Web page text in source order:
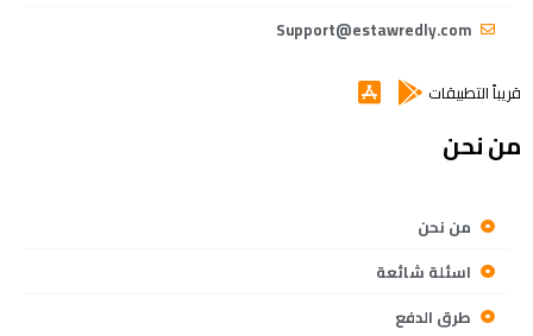
Support@estawredly.com
قريباً التطبيقات
من نحن
من نحن
اسئلة شائعة
طرق الدفع